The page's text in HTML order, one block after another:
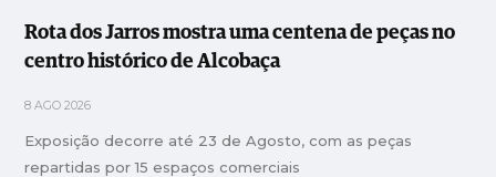
Rota dos Jarros mostra uma centena de peças no
centro histórico de Alcobaça
8 AGO 2026
Exposição decorre até 23 de Agosto, com as peças
repartidas por 15 espaços comerciais